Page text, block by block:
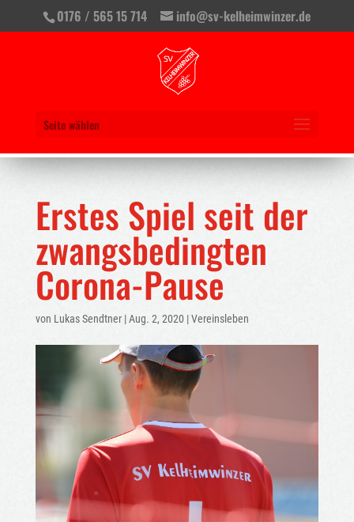
0176 / 565 15 714 info@sv-kelheimwinzer.de
Seite wählen
Erstes Spiel seit der
zwangsbedingten
Corona-Pause
von Lukas Sendtner|Aug. 2, 2020 |Vereinsleben